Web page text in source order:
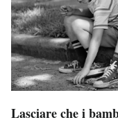
Lasciare che i